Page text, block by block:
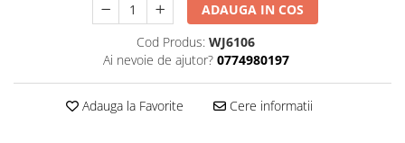
ADAUGA IN COS
Cod Produs: WJ6106
Ai nevoie de ajutor? 0774980197
Adauga la Favorite Cere informatii